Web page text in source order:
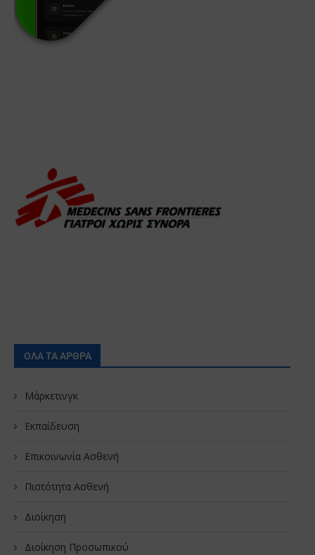
ΟΛΑ ΤΑ ΑΡΘΡΑ
Μάρκετινγκ
Εκπαίδευση
Επικοινωνία Ασθενή
Πιστότητα Ασθενή
Διοίκηση
Διοίκηση Προσωπικού